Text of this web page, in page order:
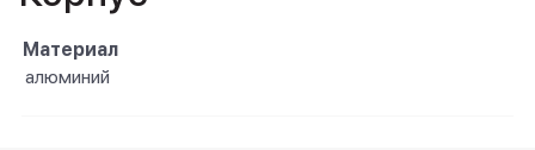
Материал
алюминий